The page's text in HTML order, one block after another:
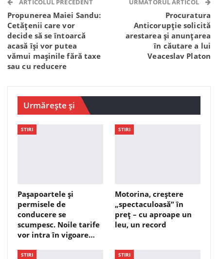
ARTICOLUL PRECEDENT
Propunerea Maiei Sandu:
Cetățenii care vor
decide să se întoarcă
acasă îşi vor putea
vămui maşinile fără taxe
sau cu reducere
URMĂTORUL ARTICOL
Procuratura
Anticorupție solicită
arestarea și anunțarea
în căutare a lui
Veaceslav Platon
Urmărește și
STIRI
Pașapoartele și
permisele de
conducere se
scumpesc. Noile tarife
vor intra în vigoare…
STIRI
Motorina, creștere
„spectaculoasă” în
preț – cu aproape un
leu, un record
STIRI STIRI